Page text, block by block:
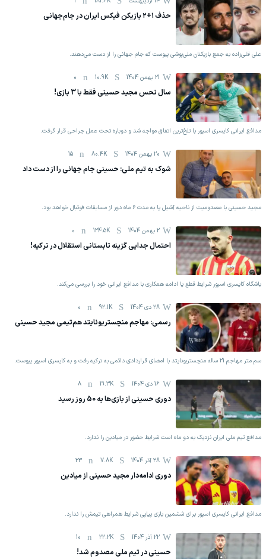
حذف ۱+۲ بازیکن فیکس ایران در جام‌جهانی
علی قلی‌زاده به جمع بازیکنان ملی‌پوشی پیوست که جام جهانی را از دست می‌دهند.
21 بهمن 1404 10.9K
0
سال نحس مجید حسینی فقط با 3 بازی!
مدافع ایرانی کایسری اسپور با تلخ‌ترین اتفاق مواجه شد و دوباره تحت عمل جراحی قرار گرفت.
20 بهمن 1404 80.4K
15
شوک به تیم ملی: حسینی جام جهانی را از دست داد
مجید حسینی با مصدومیت از ناحیه آشیل پا به مدت ۶ ماه دور‌ از مسابقات فوتبال خواهد بود.
2 بهمن 1404 124.5K
0
احتمال جدایی گزینه تابستانی استقلال در ترکیه!
باشگاه کایسری اسپور شرایط قطع یا ادامه همکاری با مدافع ایرانی خود را بررسی می‌کند.
28 دی 1404 92.1K
0
رسمی: مهاجم منچستریونایتد هم‌تیمی مجید حسینی
سم متر مهاجم 21 ساله منچستریونایتد با امضای قراردادی دائمی به ترکیه رفت و به کایسری اسپور پیوست.
16 دی 1404 19.3K
8
دوری حسینی از بازی‌ها به 50 روز رسید
مدافع تیم ملی ایران نزدیک به دو ماه است شرایط حضور در میادین را ندارد.
28 آذر 1404 7.8K
23
دوری ادامه‌دار مجید حسینی از میادین
مدافع ایرانی کایسری اسپور برای ششمین بازی پیاپی شرایط همراهی تیمش را ندارد.
22 آذر 1404 22.2K
10
حسینی در تیم ملی مصدوم شد!